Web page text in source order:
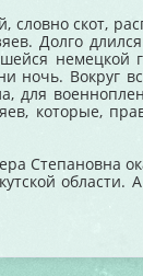
скот,
Долго
немецкой
ночь. Вокруг
для
которые,
Степановна